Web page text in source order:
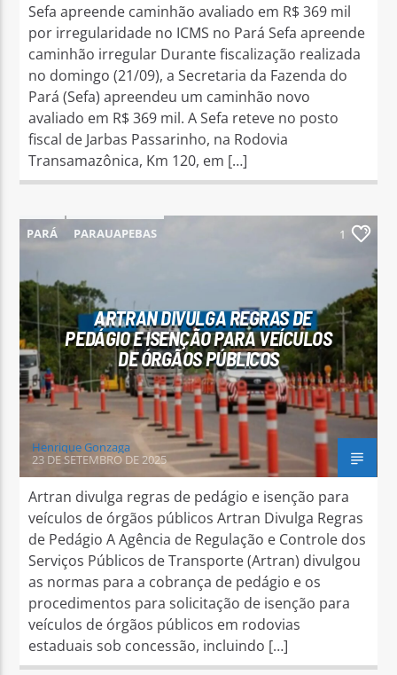
Sefa apreende caminhão avaliado em R$ 369 mil
por irregularidade no ICMS no Pará Sefa apreende
caminhão irregular Durante fiscalização realizada
no domingo (21/09), a Secretaria da Fazenda do
Pará (Sefa) apreendeu um caminhão novo
avaliado em R$ 369 mil. A Sefa reteve no posto
fiscal de Jarbas Passarinho, na Rodovia
Transamazônica, Km 120, em […]
PARÁ PARAUAPEBAS 1
ARTRAN DIVULGA REGRAS DE
PEDÁGIO E ISENÇÃO PARA VEÍCULOS
DE ÓRGÃOS PÚBLICOS
Henrique Gonzaga
23 DE SETEMBRO DE 2025
Artran divulga regras de pedágio e isenção para
veículos de órgãos públicos Artran Divulga Regras
de Pedágio A Agência de Regulação e Controle dos
Serviços Públicos de Transporte (Artran) divulgou
as normas para a cobrança de pedágio e os
procedimentos para solicitação de isenção para
veículos de órgãos públicos em rodovias
estaduais sob concessão, incluindo […]